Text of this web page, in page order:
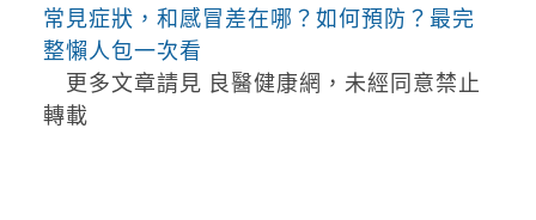
常見症狀，和感冒差在哪？如何預防？最完
整懶人包一次看
更多文章請見 良醫健康網，未經同意禁止
轉載